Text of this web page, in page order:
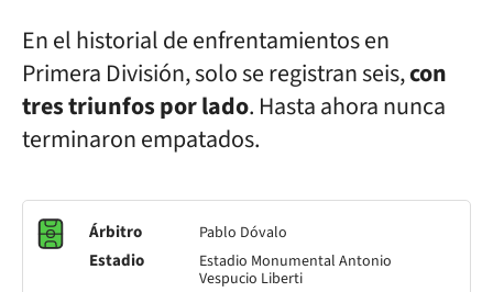
En el historial de enfrentamientos en
Primera División, solo se registran seis,con
tres triunfos por lado. Hasta ahora nunca
terminaron empatados.
Árbitro Pablo Dóvalo
Estadio
Estadio Monumental Antonio
Vespucio Liberti